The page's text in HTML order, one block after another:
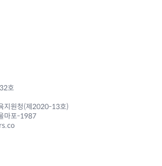
호
지원청(제2020-13호)
마포-1987